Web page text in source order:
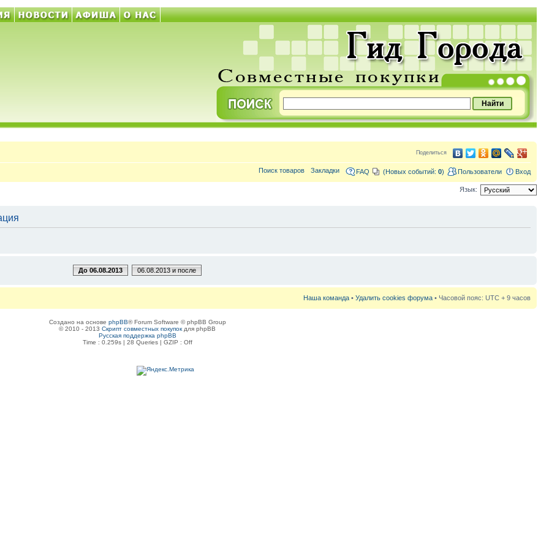
Поделиться
FAQ (Новых событий: 0) Пользователи Вход
Поиск товаров Закладки
Язык:
До 06.08.2013 06.08.2013 и после
Наша команда • Удалить cookies форума • Часовой пояс: UTC + 9 часов
Создано на основе phpBB® Forum Software © phpBB Group
© 2010 - 2013 Скрипт совместных покупок для phpBB
Русская поддержка phpBB
Time : 0.259s | 28 Queries | GZIP : Off